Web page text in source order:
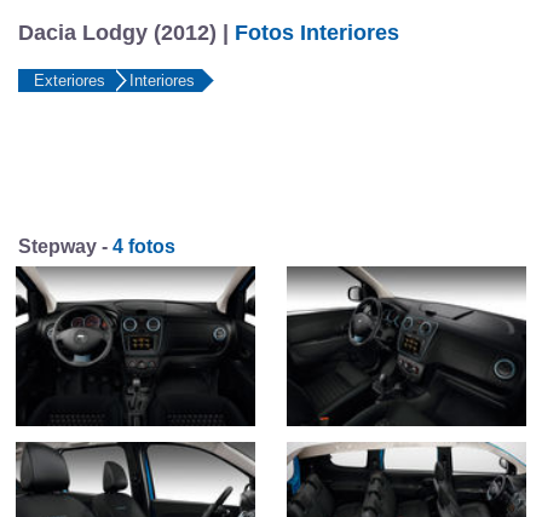
Dacia Lodgy (2012) | Fotos Interiores
Exteriores Interiores
Stepway - 4 fotos